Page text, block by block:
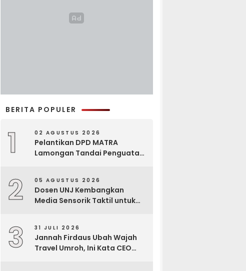
BERITA POPULER
1 02 AGUSTUS 2026
Pelantikan DPD MATRA
Lamongan Tandai Penguatan
2 05 AGUSTUS 2026
Dosen UNJ Kembangkan
Media Sensorik Taktil untuk
3 31 JULI 2026
Jannah Firdaus Ubah Wajah
Travel Umroh, Ini Kata CEO